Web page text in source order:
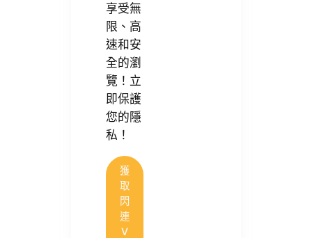
享受無
限、高
速和安
全的瀏
覽！立
即保護
您的隱
私！
獲
取
閃
連
V